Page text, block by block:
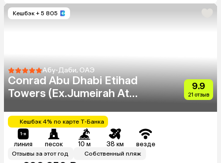
Кешбэк + 5 805
Абу-Даби, ОАЭ
Conrad Abu Dhabi Etihad
Towers (Ex.Jumeirah At
9.9
21 отзыв
Кешбэк 4% по карте Т-Банка
линия песок 10 м 38 км везде
Отзывы за этот год Собственный пляж